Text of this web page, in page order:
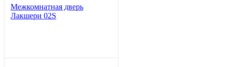
Межкомнатная дверь
Лакшери 02S